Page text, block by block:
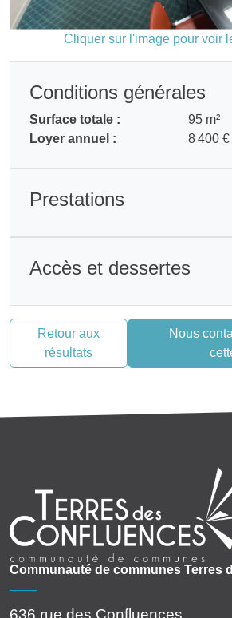
Cliquer sur l'image pour voir
Conditions générales
Surface totale :
95 m²
Loyer annuel :
8 400 €
Prestations
Accès et dessertes
Retour aux
résultats
Nous
Communauté de communes Terres
636 rue des Confluences